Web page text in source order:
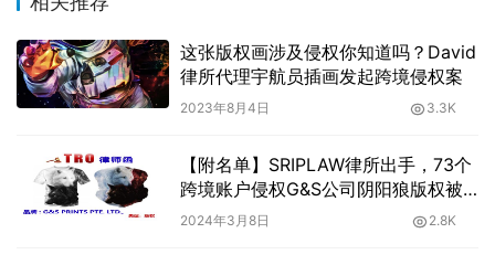
这张版权画涉及侵权你知道吗？David
律所代理宇航员插画发起跨境侵权案
2023年8月4日 3.3K
【附名单】SRIPLAW律所出手，73个
跨境账户侵权G&S公司阴阳狼版权被
冻结
2024年3月8日 2.8K